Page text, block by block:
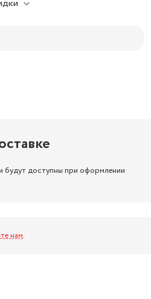
будут доступны при оформлении
нам.